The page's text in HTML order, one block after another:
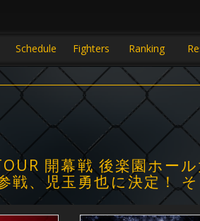
Schedule Fighters Ranking
開幕戦 後楽園ホー
戦、児玉勇也に決定！